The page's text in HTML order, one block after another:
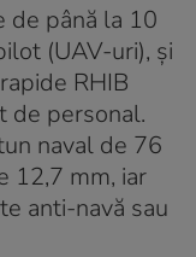
de până la 10
(UAV-uri), și
RHIB
de personal.
naval de 76
12,7 mm, iar
anti-navă sau